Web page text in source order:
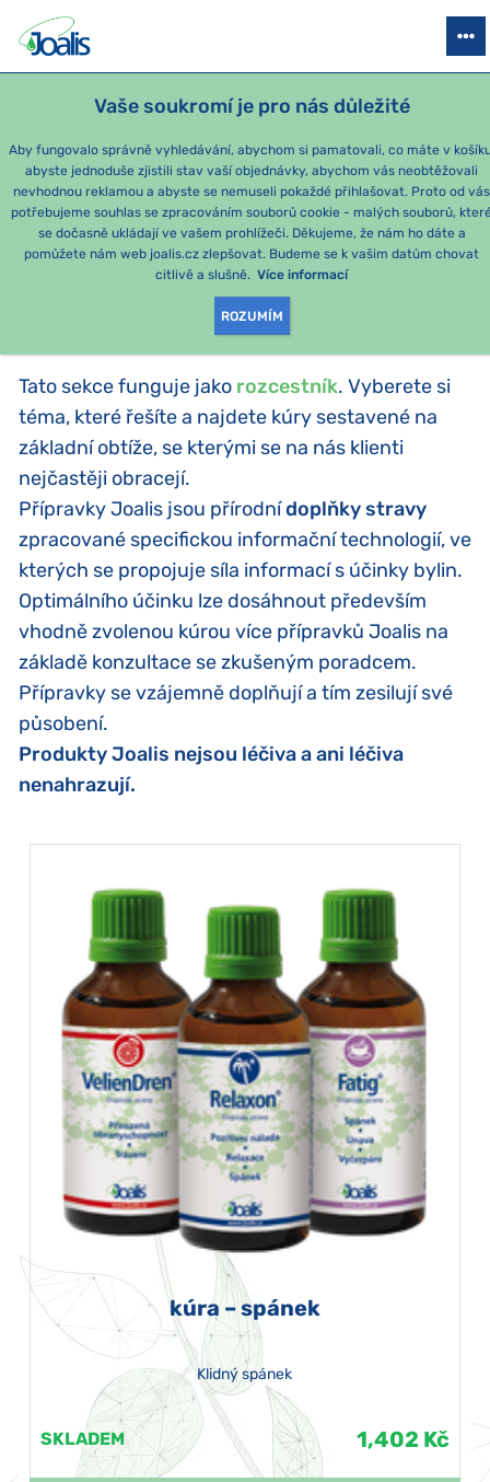
Vaše soukromí je pro nás důležité
Aby fungovalo správně vyhledávání, abychom si pamatovali, co máte v
abyste jednoduše zjistili stav vaší objednávky, abychom vás neobtěžovali
nevhodnou reklamou a abyste se nemuseli pokaždé přihlašovat. Proto od vás
potřebujeme souhlas se zpracováním souborů cookie - malých souborů,
se dočasně ukládají ve vašem prohlížeči. Děkujeme, že nám ho dáte a
pomůžete nám web joalis.cz zlepšovat. Budeme se k vašim datům chovat
citlivě a slušně. Více informací
ROZUMÍM
PRODUKTY PODLE OBTÍŽÍ SEZÓNNÍ BALÍČKY PRO DĚTI
Momentálně nejoblíbenější produkty
PRODUKTY PODLE
KATEGORIE:
PODLE OBTÍŽÍ
Tato sekce funguje jako rozcestník. Vyberete si
téma, které řešíte a najdete kúry sestavené na
základní obtíže, se kterými se na nás klienti
nejčastěji obracejí.
Přípravky Joalis jsou přírodnídoplňky stravy
zpracované specifickou informační technologií, ve
kterých se propojuje síla informací s účinky bylin.
Optimálního účinku lze dosáhnout především
vhodně zvolenou kúrou více přípravků Joalis na
základě konzultace se zkušeným poradcem.
Přípravky se vzájemně doplňují a tím zesilují své
působení.
Produkty Joalis nejsou léčiva a ani léčiva
nenahrazují.
kúra – spánek
Klidný spánek
SKLADEM 1,402 Kč